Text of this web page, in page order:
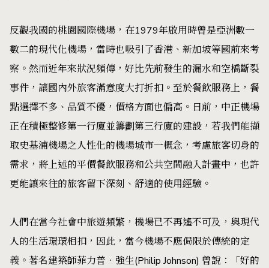
反觀我國的桃園國際機場，在1979年啟用時曾是亞洲數一
數二的現代化機場，當時也吸引了香港、新加坡等國前來考
察。然而近年來狀況頻傳，好比先前發生的漏水和空橋斷裂
事件，讓國內外旅客滿意度大打折扣。至於餐飲服務上，餐
點選擇不多、品質不優，價格方面也偏高。日前，中正機場
正在積極整修第一行廈並籌劃第三行廈的建設，若我們能擷
取史基浦機場之人性化的機場城市一概念，考慮旅客切身的
需求，將上述的平價餐飲服務和公共空間融入計畫中，也許
更能讓來往的旅客留下深刻、舒適的使用經驗。
人們在當今社會中旅遊頻繁，機場已不再遙不可及，與現代
人的生活環環相扣，因此，當今機場不應侷限於傳統的定
義。著名建築師菲力普‧強生(Philip Johnson) 曾說：「好的